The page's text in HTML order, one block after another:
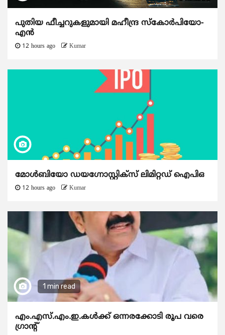
പുതിയ ഫീച്ചറുകളുമായി മഹീന്ദ്ര സ്കോർപിയോ-
എൻ
12 hours ago Kumar
മോൾബിയോ ഡയഗ്നോസ്റ്റിക്സ് ലിമിറ്റഡ് ഐപിഒ
12 hours ago Kumar
1 min read
എം.എസ്.എം.ഇ.കൾക്ക് ഒന്നരക്കോടി രൂപ വരെ
ഗ്രാന്റ്